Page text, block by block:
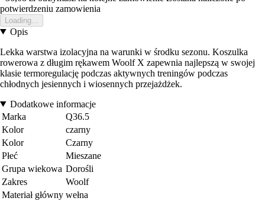
potwierdzeniu zamowienia
Loading...
Opis
Lekka warstwa izolacyjna na warunki w środku sezonu. Koszulka
rowerowa z długim rękawem Woolf X zapewnia najlepszą w swojej
klasie termoregulację podczas aktywnych treningów podczas
chłodnych jesiennych i wiosennych przejażdżek.
Dodatkowe informacje
Marka
Q36.5
Kolor
czarny
Kolor
Czarny
Płeć
Mieszane
Grupa wiekowa Dorośli
Zakres
Woolf
Materiał główny wełna